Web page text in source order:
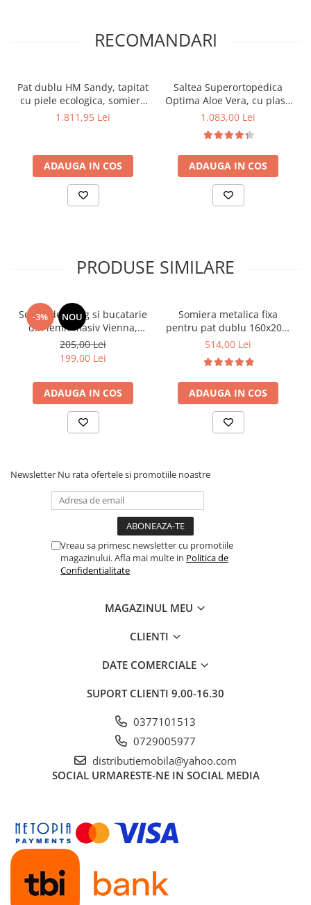
RECOMANDARI
Pat dublu HM Sandy, tapitat
cu piele ecologica, somiera
inclusa, structura lemn
1.811,95 Lei
ADAUGA IN COS
Saltea Superortopedica
Optima Aloe Vera, cu plasa
de arcuri, margine
aerisire 140x200x24 cm
1.083,00 Lei
ADAUGA IN COS
PRODUSE SIMILARE
-3% NOU
Scaun de living si bucatarie
din lemn masiv Vienna,
tapiterie stofa,100 kg,
94x49x40 cm, nuc/bej
205,00 Lei
199,00 Lei
ADAUGA IN COS
Somiera metalica fixa
pentru pat dublu 160x200,
6 picioare, 32 lamele lemn
saltea ferm, negru
514,00 Lei
ADAUGA IN COS
Newsletter Nu rata ofertele si promotiile noastre
Vreau sa primesc newsletter cu promotiile
magazinului. Afla mai multe in Politica de
Confidentialitate
MAGAZINUL MEU
CLIENTI
DATE COMERCIALE
SUPORT CLIENTI 9.00-16.30
0377101513
0729005977
distributiemobila@yahoo.com
SOCIAL URMARESTE-NE IN SOCIAL MEDIA